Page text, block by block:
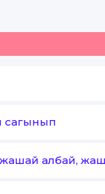
албай, жашап